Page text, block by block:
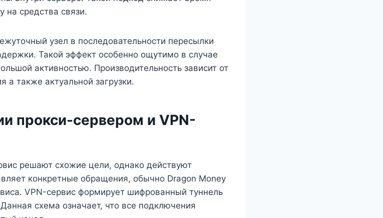
на средства связи.
узел в последовательности пересылки
Такой эффект особенно ощутимо в случае
активностью. Производительность зависит от
а также актуальной загрузки.
прокси-сервером и VPN-
решают схожие цели, однако действуют
конкретные обращения, обычно Dragon Money
VPN-сервис формирует шифрованный туннель
схема означает, что все подключения